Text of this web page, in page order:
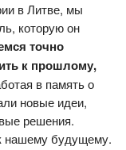
в Литве, мы
которую он
точно
к прошлому,
в память о
новые идеи,
решения.
нашему будущему.